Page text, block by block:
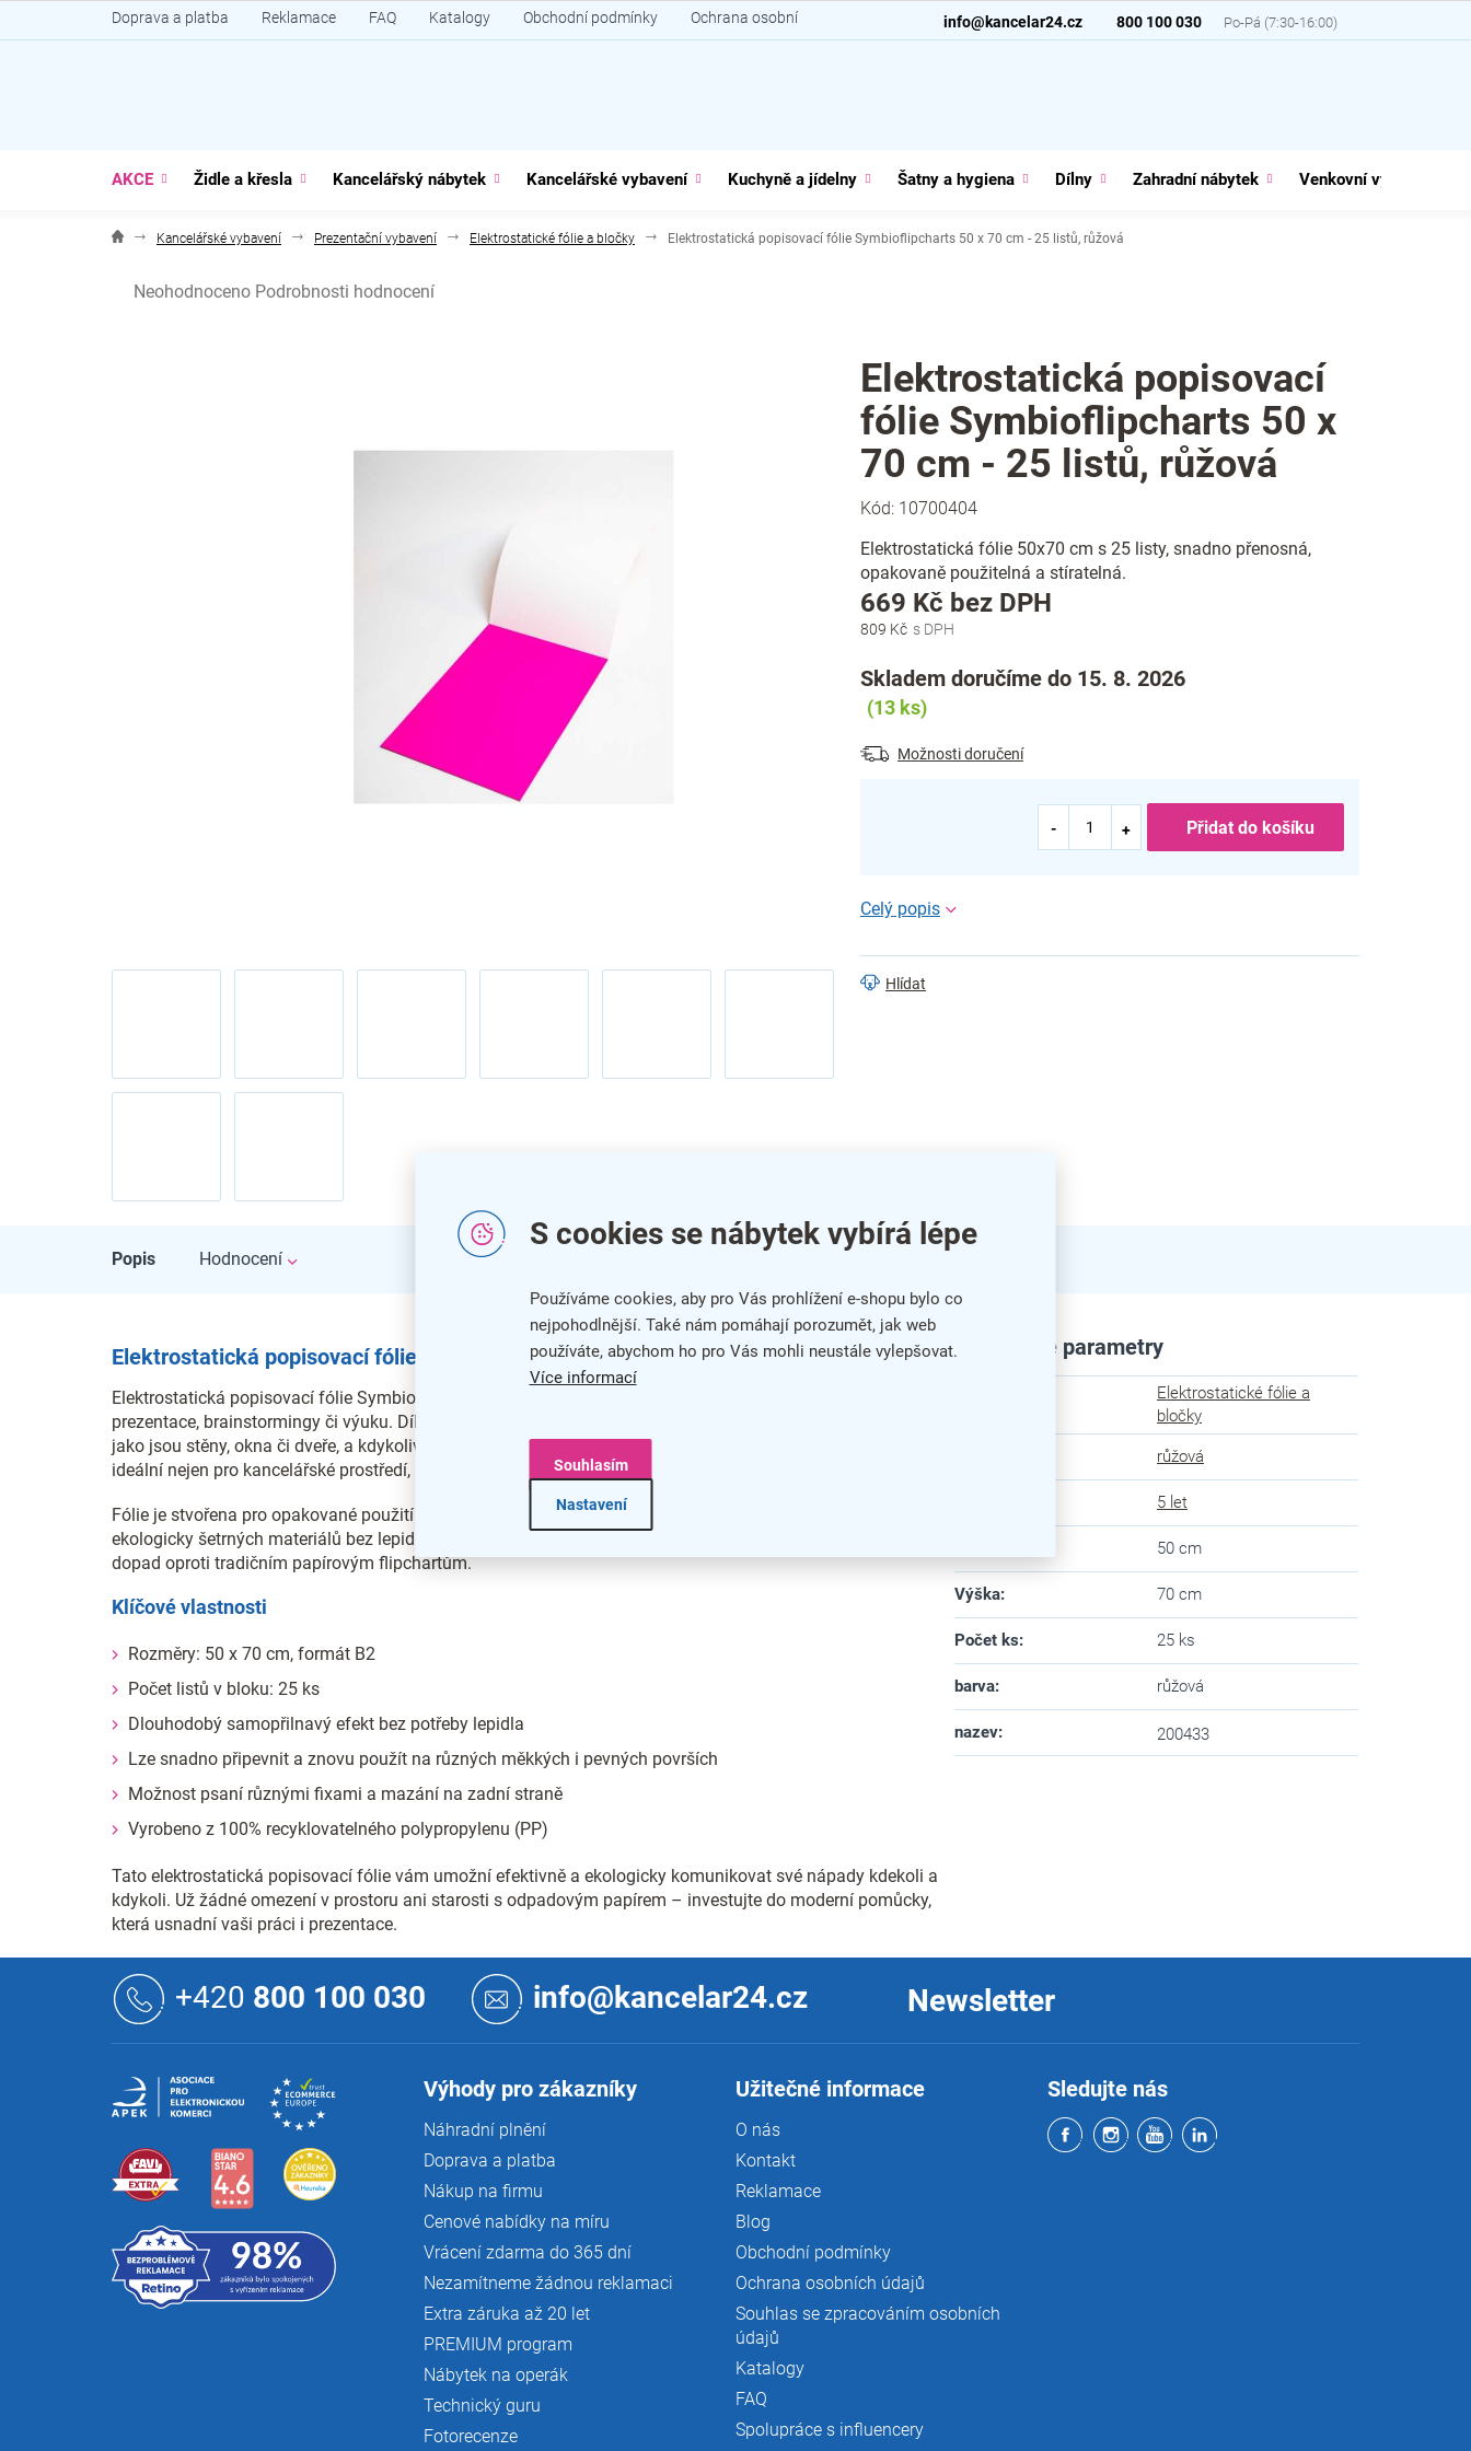
S cookies se nábytek vybírá lépe
Používáme cookies, aby pro Vás prohlížení e-shopu bylo co
nejpohodlnější. Také nám pomáhají porozumět, jak web
používáte, abychom ho pro Vás mohli neustále vylepšovat.
Více informací
Nastavení
Souhlasím
na
800 100 030
info@kancelar24.cz
Doprava a platba Reklamace FAQ Katalogy Obchodní podmínky Ochrana osobních údajů
AKCE Židle a křesla Kancelářský nábytek Kancelářské vybavení Kuchyně a jídelny Šatny a hygiena Dílny Zahradní nábytek Venkovní vybavení
Kancelářské vybavení Prezentační vybavení Elektrostatické fólie a bločky Elektrostatická popisovací fólie Symbioflipcharts 50 x 70 cm - 25 listů, růžová
hodnocení
Neohodnoceno Podrobnosti hodnocení
Elektrostatická popisovací
fólie Symbioflipcharts 50 x
70 cm - 25 listů, růžová
Kód: 10700404
Elektrostatická fólie 50x70 cm s 25 listy, snadno přenosná,
opakovaně použitelná a stíratelná.
809 Kč
669 Kč bez DPH
Skladem doručíme do 15. 8. 2026
(13 ks)
Možnosti doručení
Přidat do košíku
Hlídat
Popis Hodnocení
Elektrostatická popisovací fólie Symbioflipcharts 50 x 70 cm - 25 listů
Elektrostatická popisovací fólie Symbioflipcharts představuje inovativní a flexibilní řešení pro vaše
prezentace, brainstormingy či výuku. Díky samopřilnavému efektu lze fólii snadno připevnit na různé povrchy,
jako jsou stěny, okna či dveře, a kdykoliv ji přesunout bez poškození nebo zanechání stop. Tento produkt je
ideální nejen pro kancelářské prostředí, ale také do domácnosti nebo výukových prostor.
Fólie je stvořena pro opakované použití a na její povrch můžete psát běžnými fixami. Navíc je fólie vyrobena z
ekologicky šetrných materiálů bez lepidla a PVC, což usnadňuje její recyklaci a snižuje environmentální
dopad oproti tradičním papírovým flipchartům.
Klíčové vlastnosti
Rozměry: 50 x 70 cm, formát B2
Počet listů v bloku: 25 ks
Dlouhodobý samopřilnavý efekt bez potřeby lepidla
Lze snadno připevnit a znovu použít na různých měkkých i pevných površích
Možnost psaní různými fixami a mazání na zadní straně
Vyrobeno z 100% recyklovatelného polypropylenu (PP)
Tato elektrostatická popisovací fólie vám umožní efektivně a ekologicky komunikovat své nápady kdekoli a
kdykoli. Už žádné omezení v prostoru ani starosti s odpadovým papírem – investujte do moderní pomůcky,
která usnadní vaši práci i prezentace.
Doplňkové parametry
Elektrostatické fólie a
bločky
růžová
5 let
50 cm
Výška: 70 cm
Počet ks: 25 ks
barva: růžová
nazev: 200433
+420 800 100 030 info@kancelar24.cz Newsletter
Výhody pro zákazníky
Náhradní plnění
Doprava a platba
Nákup na firmu
Cenové nabídky na míru
Vrácení zdarma do 365 dní
Nezamítneme žádnou reklamaci
Extra záruka až 20 let
PREMIUM program
Nábytek na operák
Technický guru
Fotorecenze
Užitečné informace
O nás
Kontakt
Reklamace
Blog
Obchodní podmínky
Ochrana osobních údajů
Souhlas se zpracováním osobních
údajů
Katalogy
FAQ
Spolupráce s influencery
Sledujte nás